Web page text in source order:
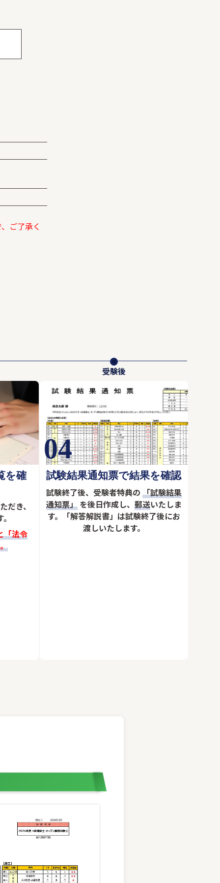
ご了承く
を確
だき、
「法令
受験後
04
試験結果通知票で結果を確認
試験終了後、受験者特典の 「試験結果
通知票」を後日作成し、 郵送いたしま
す。「解答解説書」は試験終了後にお
渡しいたします。